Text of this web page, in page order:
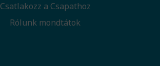
Csatlakozz a Csapathoz
Rólunk mondtátok